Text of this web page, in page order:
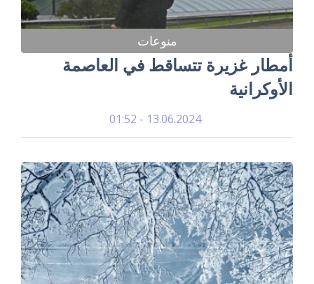
منوعات
أمطار غزيرة تتساقط في العاصمة
الأوكرانية
13.06.2024 - 01:52